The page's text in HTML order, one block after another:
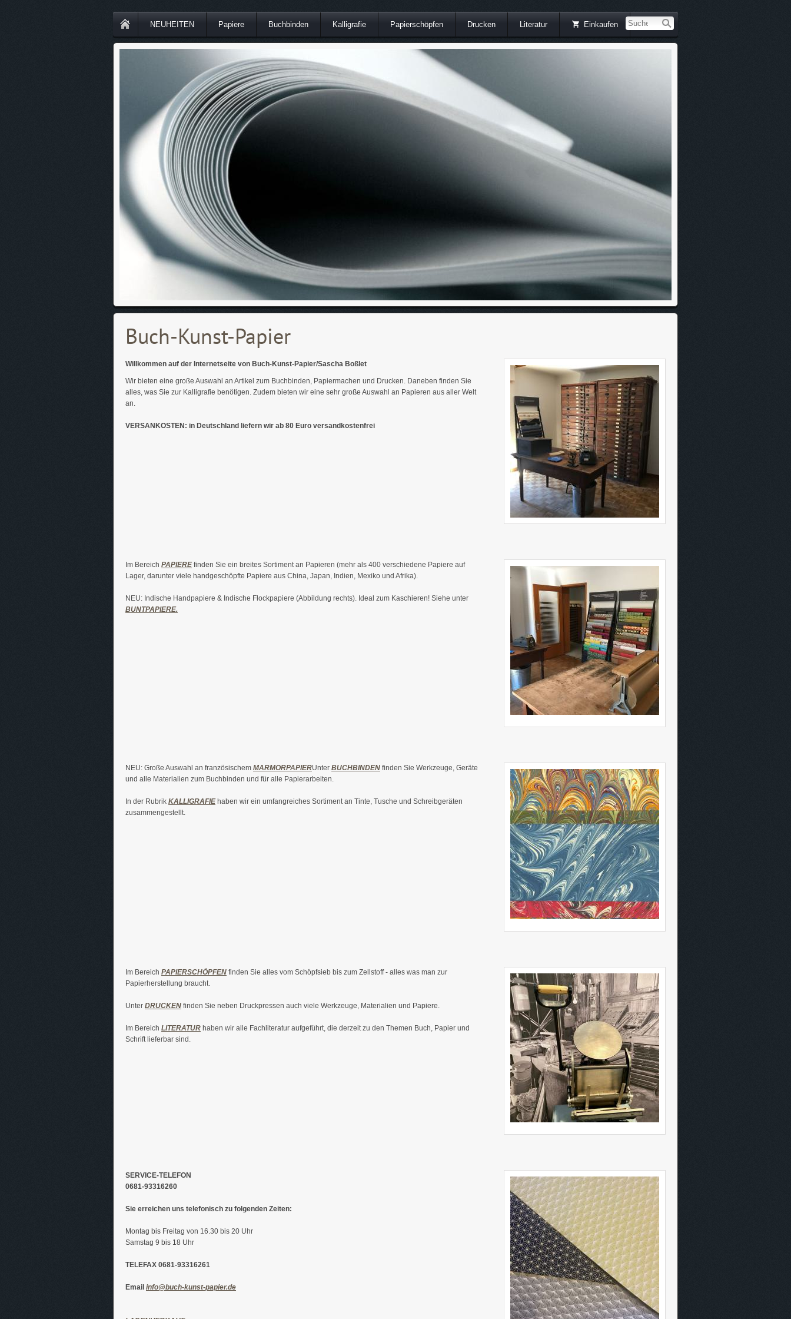
NEUHEITEN Papiere Buchbinden Kalligrafie Papierschöpfen Drucken Literatur Einkaufen
Buch-Kunst-Papier
Willkommen auf der Internetseite von Buch-Kunst-Papier/Sascha Boßlet
Wir bieten eine große Auswahl an Artikel zum Buchbinden, Papiermachen und Drucken. Daneben finden Sie
alles, was Sie zur Kalligrafie benötigen. Zudem bieten wir eine sehr große Auswahl an Papieren aus aller Welt
an.
VERSANKOSTEN: in Deutschland liefern wir ab 80 Euro versandkostenfrei
Im Bereich PAPIEREfinden Sie ein breites Sortiment an Papieren (mehr als 400 verschiedene Papiere auf
Lager, darunter viele handgeschöpfte Papiere aus China, Japan, Indien, Mexiko und Afrika).
NEU: Indische Handpapiere & Indische Flockpapiere (Abbildung rechts). Ideal zum Kaschieren! Siehe unter
BUNTPAPIERE.
NEU: Große Auswahl an französischem MARMORPAPIERUnter BUCHBINDEN finden Sie Werkzeuge, Geräte
und alle Materialien zum Buchbinden und für alle Papierarbeiten.
In der Rubrik KALLIGRAFIEhaben wir ein umfangreiches Sortiment an Tinte, Tusche und Schreibgeräten
zusammengestellt.
Im Bereich PAPIERSCHÖPFEN finden Sie alles vom Schöpfsieb bis zum Zellstoff - alles was man zur
Papierherstellung braucht.
Unter DRUCKEN finden Sie neben Druckpressen auch viele Werkzeuge, Materialien und Papiere.
Im Bereich LITERATUR haben wir alle Fachliteratur aufgeführt, die derzeit zu den Themen Buch, Papier und
Schrift lieferbar sind.
SERVICE-TELEFON
0681-93316260
Sie erreichen uns telefonisch zu folgenden Zeiten:
Montag bis Freitag von 16.30 bis 20 Uhr
Samstag 9 bis 18 Uhr
TELEFAX 0681-93316261
Email info@buch-kunst-papier.de